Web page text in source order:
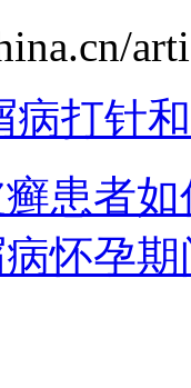
病打针
患者
怀孕